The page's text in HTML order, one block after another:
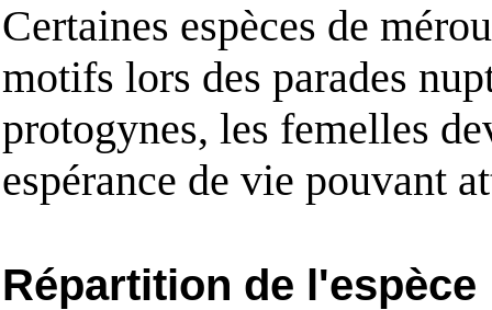
Certaines espèces de
motifs lors des parades
protogynes, les femelles
espérance de vie pouvant
Répartition de l'espèce